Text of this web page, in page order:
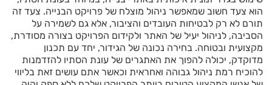
הוא צעד חשוב שמאפשר ניהול מוצלח של פרויקט הבנייה. צעד זה
תורם לא רק לבטיחות העובדים והציבור, אלא גם לשמירה על
הסביבה, לניהול יעיל של האתר ולקידום הפרויקט בצורה מסודרת,
מקצועית ובטוחה. בחירה נכונה של הגידור, יחד עם תכנון
מדוקדק, יכולה להפוך את האתגרים של עונת הסתיו להזדמנות
להוכיח רמת ניהול גבוהה ואחראית וכאשר אתם עושים זאת בליווי